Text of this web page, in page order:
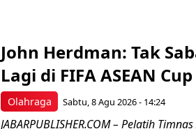
Olahraga
John Herdman: Tak
Lagi di FIFA ASEAN
Sabtu, 8 Agu 2026 - 14:24
JABARPUBLISHER.COM – Pelatih